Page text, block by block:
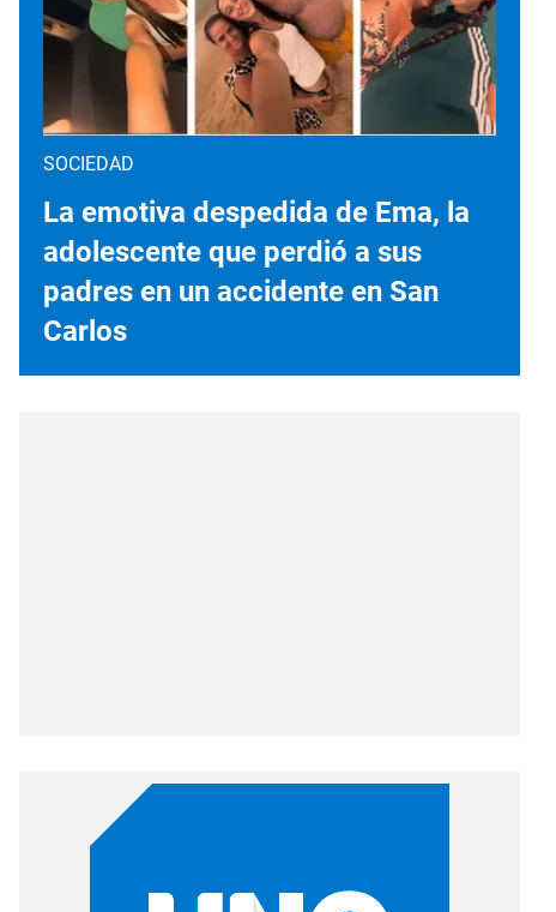
SOCIEDAD
La emotiva despedida de Ema, la
adolescente que perdió a sus
padres en un accidente en San
Carlos